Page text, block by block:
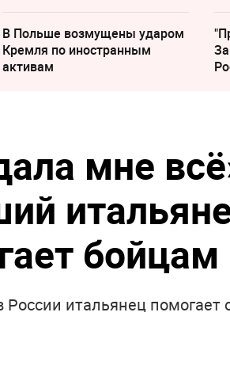
В Польше возмущены ударом
Кремля по иностранным
активам
мне
России итальянец